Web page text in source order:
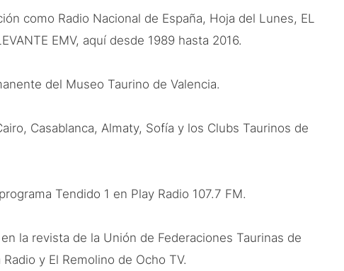
como Radio Nacional de España, Hoja del Lunes, EL
EMV, aquí desde 1989 hasta 2016.
del Museo Taurino de Valencia.
Casablanca, Almaty, Sofía y los Clubs Taurinos de
Tendido 1 en Play Radio 107.7 FM.
la revista de la Unión de Federaciones Taurinas de
y El Remolino de Ocho TV.